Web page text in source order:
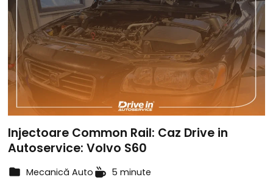
Injectoare Common Rail: Caz Drive in
Autoservice: Volvo S60
Mecanică Auto 5 minute